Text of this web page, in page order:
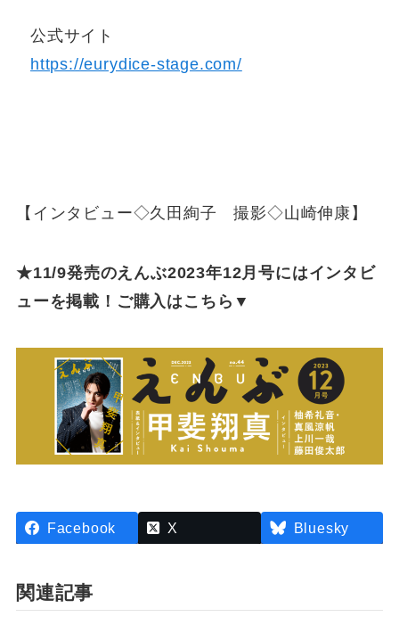
公式サイト
https://eurydice-stage.com/
【インタビュー◇久田絢子 撮影◇山崎伸康】
★11/9発売のえんぶ2023年12月号にはインタビ
ューを掲載！ご購入はこちら▼
Facebook X Bluesky
関連記事